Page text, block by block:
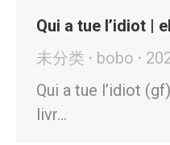
Qui a tue l’idiot |
未分类
bobo
Qui a tue l’idiot
livr…